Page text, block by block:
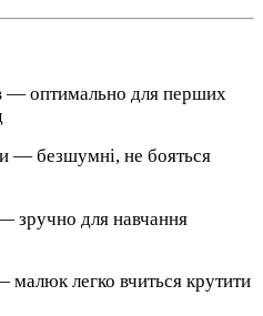
— оптимально для перших
— безшумні, не бояться
зручно для навчання
малюк легко вчиться крутити